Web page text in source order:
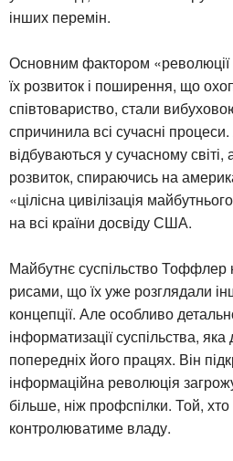
інших перемін.
Основним фактором
їх розвиток і поширення, що
співтовариство, стали
спричинила всі сучасні
відбуваються у сучасному світі,
розвиток, спираючись на
«цілісна цивілізація
на всі країни досвіду США.
Майбутнє суспільство Тоффлер
рисами, що їх уже розглядали
концепції. Але особливо
інформатизації суспільства,
попередніх його працях. Він
інформаційна революція
більше, ніж профспілки. Той,
контролюватиме владу.